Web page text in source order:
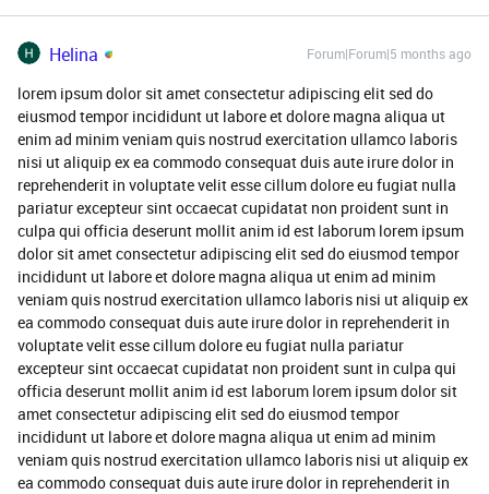
Helina Forum|Forum|5 months ago
lorem ipsum dolor sit amet consectetur adipiscing elit sed do
eiusmod tempor incididunt ut labore et dolore magna aliqua ut
enim ad minim veniam quis nostrud exercitation ullamco laboris
nisi ut aliquip ex ea commodo consequat duis aute irure dolor in
reprehenderit in voluptate velit esse cillum dolore eu fugiat nulla
pariatur excepteur sint occaecat cupidatat non proident sunt in
culpa qui officia deserunt mollit anim id est laborum lorem ipsum
dolor sit amet consectetur adipiscing elit sed do eiusmod tempor
incididunt ut labore et dolore magna aliqua ut enim ad minim
veniam quis nostrud exercitation ullamco laboris nisi ut aliquip ex
ea commodo consequat duis aute irure dolor in reprehenderit in
voluptate velit esse cillum dolore eu fugiat nulla pariatur
excepteur sint occaecat cupidatat non proident sunt in culpa qui
officia deserunt mollit anim id est laborum lorem ipsum dolor sit
amet consectetur adipiscing elit sed do eiusmod tempor
incididunt ut labore et dolore magna aliqua ut enim ad minim
veniam quis nostrud exercitation ullamco laboris nisi ut aliquip ex
ea commodo consequat duis aute irure dolor in reprehenderit in